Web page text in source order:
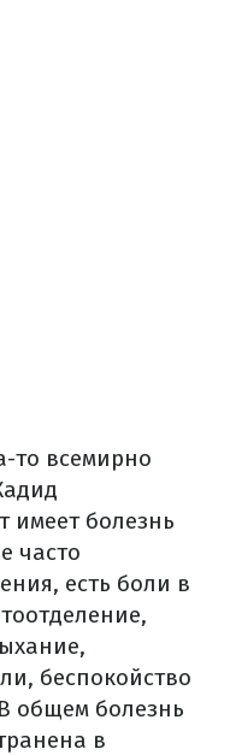
то всемирно
имеет болезнь
часто
есть боли в
беспокойство
общем болезнь
в